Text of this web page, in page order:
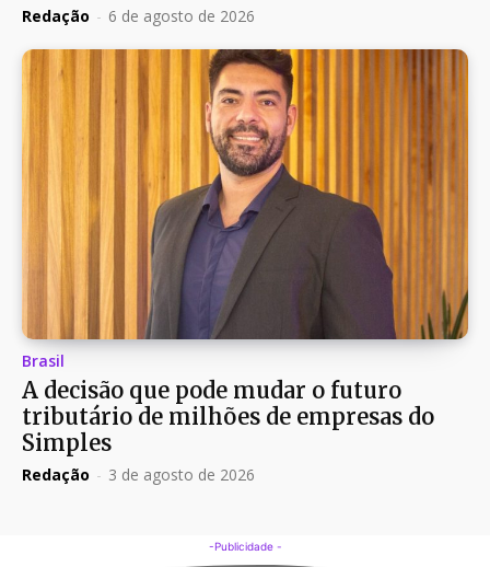
Redação - 6 de agosto de 2026
Brasil
A decisão que pode mudar o futuro
tributário de milhões de empresas do
Simples
Redação - 3 de agosto de 2026
-Publicidade -